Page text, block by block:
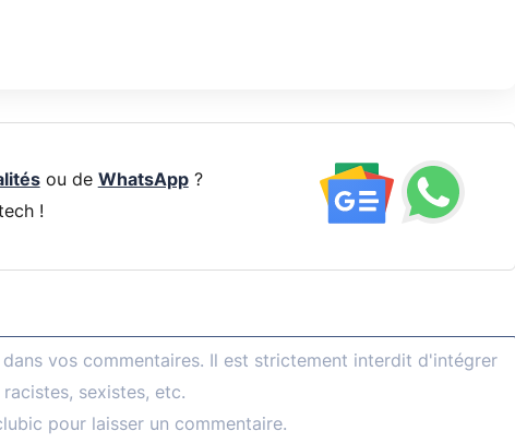
ou de WhatsApp?
!